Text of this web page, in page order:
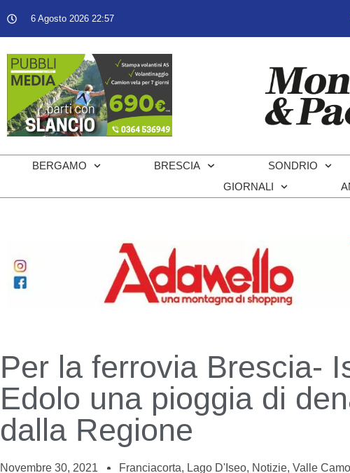
6 Agosto 2026 22:57
BERGAMO BRESCIA SONDRIO
GIORNALI
Per la ferrovia Brescia-
Edolo una pioggia di
dalla Regione
Novembre 30, 2021 Franciacorta, Lago D'Iseo, Notizie, Valle